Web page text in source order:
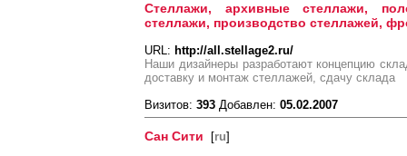
Стеллажи, архивные стеллажи,
стеллажи, производство стеллажей,
URL: http://all.stellage2.ru/
Наши дизайнеры разработают концепцию
доставку и монтаж стеллажей, сдачу склада
Визитов: 393 Добавлен: 05.02.2007
Сан Сити [ru]